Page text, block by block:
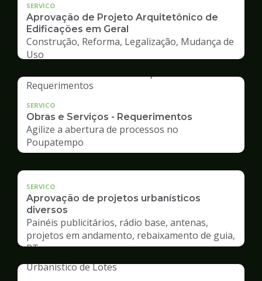
SERVICO
Aprovação de Projeto Arquitetônico de
Edificações em Geral
Construção, Reforma, Legalização, Mudança de
Uso
SERVICO
Obras e Serviços - Requerimentos
Agilize a abertura de processos no
Poupatempo
SERVICO
Aprovação de projetos urbanísticos
diversos
Painéis publicitários, rádio base, antenas,
projetos em andamento, rebaixamento de guia,
RT